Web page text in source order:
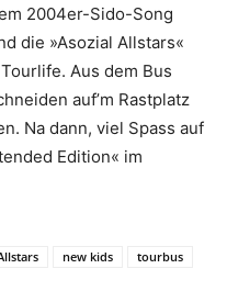
2004er-Sido-Song
die »Asozial Allstars«
Aus dem Bus
auf’m Rastplatz
Na dann, viel Spass auf
Edition« im
new kids
tourbus